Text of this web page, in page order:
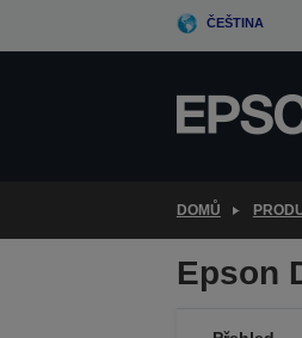
ČEŠTINA
DOMŮ
Epson